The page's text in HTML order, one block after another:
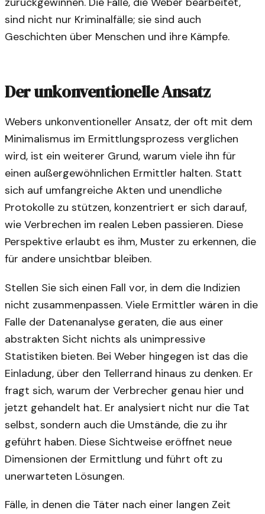
sind nicht nur Kriminalfälle; sie sind auch
Geschichten über Menschen und ihre Kämpfe.
Der unkonventionelle Ansatz
Webers unkonventioneller Ansatz, der oft mit dem
Minimalismus im Ermittlungsprozess verglichen
wird, ist ein weiterer Grund, warum viele ihn für
einen außergewöhnlichen Ermittler halten. Statt
sich auf umfangreiche Akten und unendliche
Protokolle zu stützen, konzentriert er sich darauf,
wie Verbrechen im realen Leben passieren. Diese
Perspektive erlaubt es ihm, Muster zu erkennen, die
für andere unsichtbar bleiben.
Stellen Sie sich einen Fall vor, in dem die Indizien
nicht zusammenpassen. Viele Ermittler wären in die
Falle der Datenanalyse geraten, die aus einer
abstrakten Sicht nichts als unimpressive
Statistiken bieten. Bei Weber hingegen ist das die
Einladung, über den Tellerrand hinaus zu denken. Er
fragt sich, warum der Verbrecher genau hier und
jetzt gehandelt hat. Er analysiert nicht nur die Tat
selbst, sondern auch die Umstände, die zu ihr
geführt haben. Diese Sichtweise eröffnet neue
Dimensionen der Ermittlung und führt oft zu
unerwarteten Lösungen.
Fälle, in denen die Täter nach einer langen Zeit